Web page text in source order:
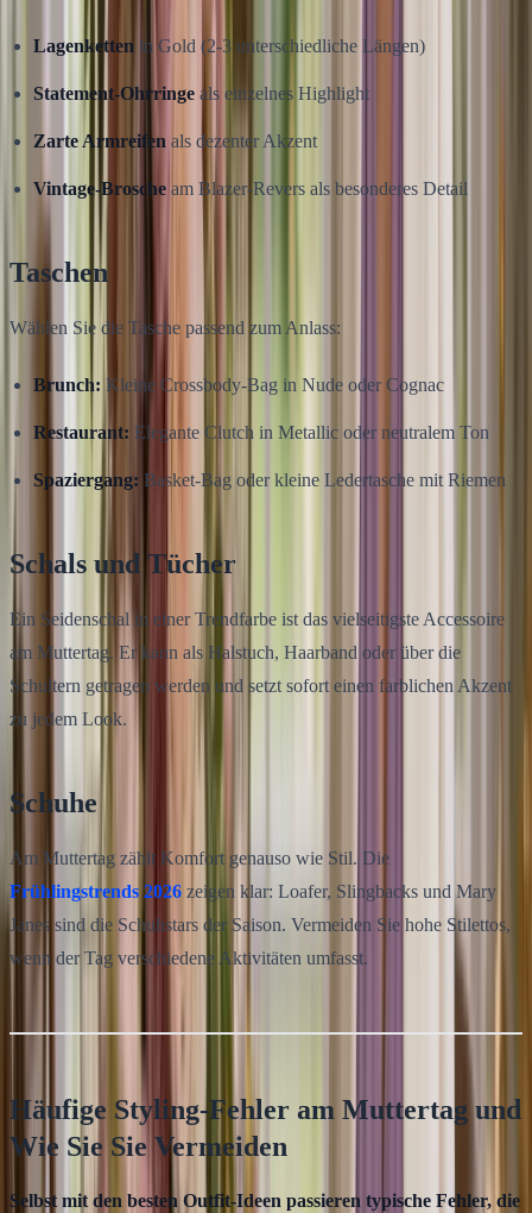
Lagenketten in Gold (2-3 unterschiedliche Längen)
Statement-Ohrringe als einzelnes Highlight
Zarte Armreifen als dezenter Akzent
Vintage-Brosche am Blazer-Revers als besonderes Detail
Taschen
Wählen Sie die Tasche passend zum Anlass:
Brunch: Kleine Crossbody-Bag in Nude oder Cognac
Restaurant: Elegante Clutch in Metallic oder neutralem Ton
Spaziergang: Basket-Bag oder kleine Ledertasche mit Riemen
Schals und Tücher
Ein Seidenschal in einer Trendfarbe ist das vielseitigste Accessoire
am Muttertag. Er kann als Halstuch, Haarband oder über die
Schultern getragen werden und setzt sofort einen farblichen Akzent
zu jedem Look.
Schuhe
Am Muttertag zählt Komfort genauso wie Stil. Die
Frühlingstrends 2026 zeigen klar: Loafer, Slingbacks und Mary
Janes sind die Schuhstars der Saison. Vermeiden Sie hohe Stilettos,
wenn der Tag verschiedene Aktivitäten umfasst.
Häufige Styling-Fehler am Muttertag und
Wie Sie Sie Vermeiden
Selbst mit den besten Outfit-Ideen passieren typische Fehler, die